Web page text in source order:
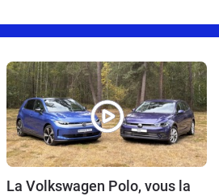
La Volkswagen Polo, vous la